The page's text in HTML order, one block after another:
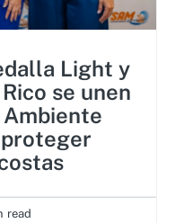
Light y
se unen
Ambiente
read